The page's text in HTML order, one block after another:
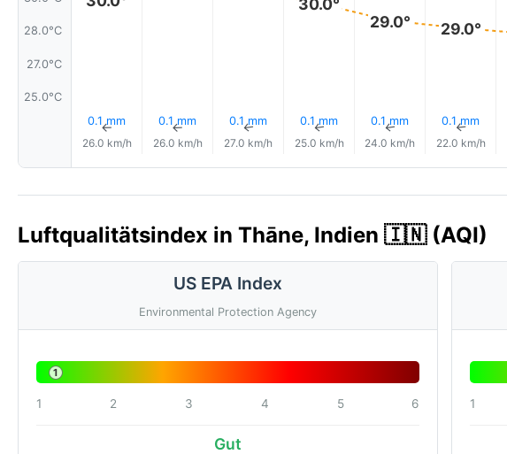
28.0°C
27.0°C
25.0°C
0.1 mm
↑
26.0 km/h
0.1 mm
↑
26.0 km/h
0.1 mm
↑
27.0 km/h
30.0°
0.1 mm
↑
25.0 km/h
29.0°
0.1 mm
↑
24.0 km/h
29.0°
0.1 mm
↑
22.0 km/h
Luftqualitätsindex in Thāne, Indien 🇮🇳 (AQI)
US EPA Index
Environmental Protection Agency
1
1 2 3 4 5 6
Gut
1